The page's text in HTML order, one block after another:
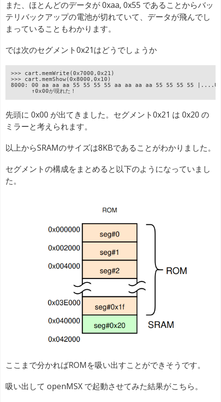
また、ほとんどのデータが 0xaa, 0x55 であることからバッ
テリバックアップの電池が切れていて、データが飛んでし
まっていることもわかります。
では次のセグメント0x21はどうでしょうか
>>> cart.memWrite(0x7000,0x21)
>>> cart.memShow(0x8000,0x10)
8000: 00 aa aa aa 55 55 55 55 aa aa aa aa 55 55 55 55
      ↑0x00が現れた！
先頭に 0x00 が出てきました。セグメント0x21 は 0x20 の
ミラーと考えられます。
以上からSRAMのサイズは8KBであることがわかりました。
セグメントの構成をまとめると以下のようになっていまし
た。
ここまで分かればROMを吸い出すことができそうです。
吸い出して openMSX で起動させてみた結果がこちら。